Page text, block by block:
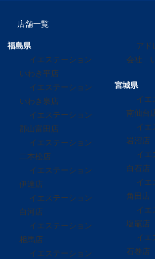
店舗一覧
福島県
イエステーション
いわき平店
イエステーション
いわき泉店
イエステーション
郡山富田店
イエステーション
二本松店
イエステーション
伊達店
イエステーション
白河店
イエステーション
相馬店
イエステーション
アド
会社
宮城県
イエ
南仙台
イエ
岩沼店
イエ
白石店
イエ
角田店
イエ
塩竈店
イエ
石巻店